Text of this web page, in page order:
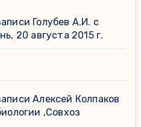
Голубев А.И. с
20 августа 2015 г.
Алексей Колпаков
,Совхоз